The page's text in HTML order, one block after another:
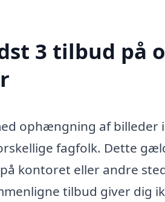
3 tilbud på
ophængning af billeder
fagfolk. Dette
kontoret eller andre
tilbud giver dig